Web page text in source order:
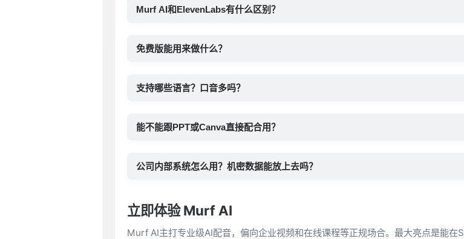
Murf AI和ElevenLabs有什么区别？
免费版能用来做什么？
支持哪些语言？口音多吗？
能不能跟PPT或Canva直接配合用？
公司内部系统怎么用？机密数据能放上去吗？
立即体验 Murf AI
Murf AI主打专业级AI配音，偏向企业视频和在线课程等正规场合。最大亮点是能